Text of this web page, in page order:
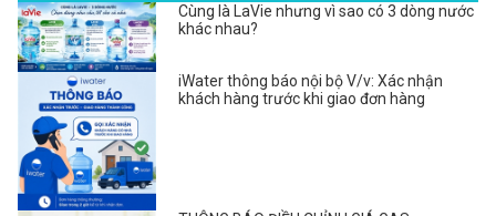
Cùng là LaVie nhưng vì sao có 3 dòng nước
khác nhau?
iWater thông báo nội bộ V/v: Xác nhận
khách hàng trước khi giao đơn hàng